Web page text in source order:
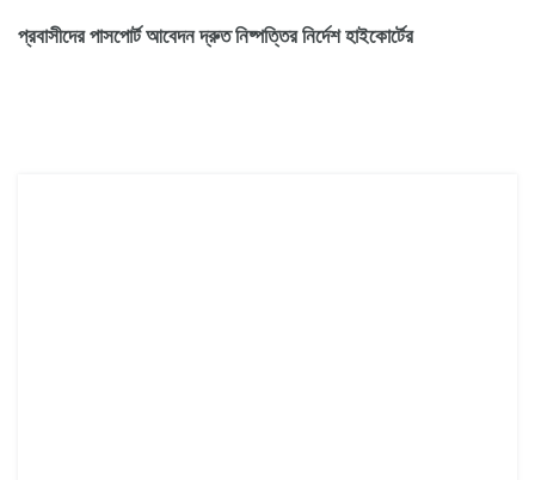
প্রবাসীদের পাসপোর্ট আবেদন দ্রুত নিষ্পত্তির নির্দেশ হাইকোর্টের